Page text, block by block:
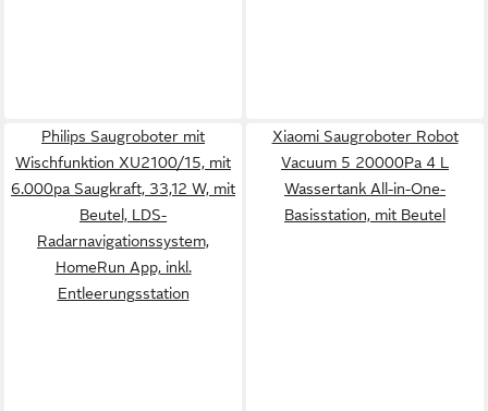
Philips Saugroboter mit
Wischfunktion XU2100/15, mit
6.000pa Saugkraft, 33,12 W, mit
Beutel, LDS-
Radarnavigationssystem,
HomeRun App, inkl.
Entleerungsstation
Xiaomi Saugroboter Robot
Vacuum 5 20000Pa 4 L
Wassertank All-in-One-
Basisstation, mit Beutel